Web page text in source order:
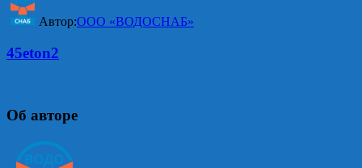
Автор:ООО «ВОДОСНАБ»
45eton2
Об авторе